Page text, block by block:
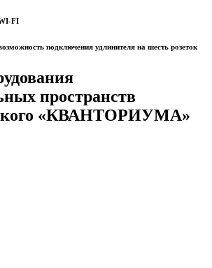
FI
подключения удлинителя на шесть розеток
пространств
«КВАНТОРИУМА»